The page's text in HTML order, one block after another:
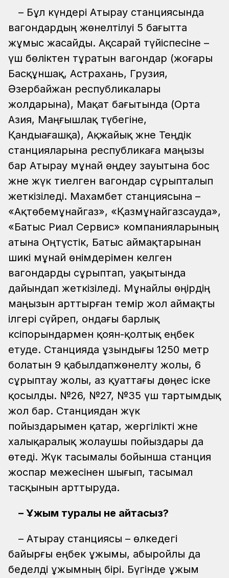
– Бұл күндері Атырау станциясында
вагондардың жөнелтілуі 5 бағытта
жұмыс жасайды. Ақсарай түйіспесіне –
үш бөліктен тұратын вагондар (жоғары
Басқұншақ, Астрахань, Грузия,
Әзербайжан республикалары
жолдарына), Мақат бағытында (Орта
Азия, Маңғышлақ түбегіне,
Қандыағашқа), Ақжайық және Теңдік
станцияларына республикаға маңызы
бар Атырау мұнай өңдеу зауытына бос
және жүк тиелген вагондар сұрыпталып
жеткізіледі. Махамбет станциясына –
«Ақтөбемұнайгаз», «Қазмұнайгазсауда»,
«Батыс Риал Сервис» компанияларының
атына Оңтүстік, Батыс аймақтарынан
шикі мұнай өнімдерімен келген
вагондарды сұрыптап, уақытында
дайындап жеткізіледі. Мұнайлы өңірдің
маңызын арттырған темір жол аймақты
ілгері сүйреп, ондағы барлық
кәсіпорындармен қоян-қолтық еңбек
етуде. Станцияда ұзындығы 1250 метр
болатын 9 қабылдапжөнелту жолы, 6
сұрыптау жолы, аз қуаттағы дөңес іске
қосылды. №26, №27, №35 үш тартымдық
жол бар. Станциядан жүк
пойыздарымен қатар, жергілікті және
халықаралық жолаушы пойыздары да
өтеді. Жүк тасымалы бойынша станция
жоспар межесінен шығып, тасымал
тасқынын арттыруда.
– Ұжым туралы не айтасыз?
– Атырау станциясы – өлкедегі
байырғы еңбек ұжымы, абыройлы да
беделді ұжымның бірі. Бүгінде ұжым